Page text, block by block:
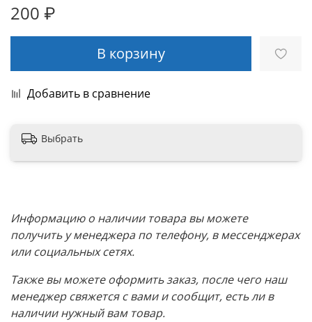
200 ₽
В корзину
Добавить в сравнение
Выбрать
Информацию о наличии товара вы можете
получить у менеджера по телефону, в мессенджерах
или социальных сетях.
Также вы можете оформить заказ, после чего наш
менеджер свяжется с вами и сообщит, есть ли в
наличии нужный вам товар.